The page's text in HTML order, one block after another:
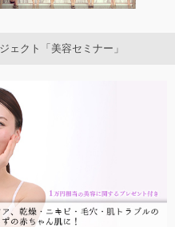
ェクト「美容セミナー」